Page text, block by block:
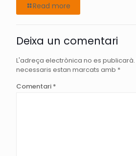
Read more
Deixa un comentari
L'adreça electrònica no es publicarà.
necessaris estan marcats amb *
Comentari *